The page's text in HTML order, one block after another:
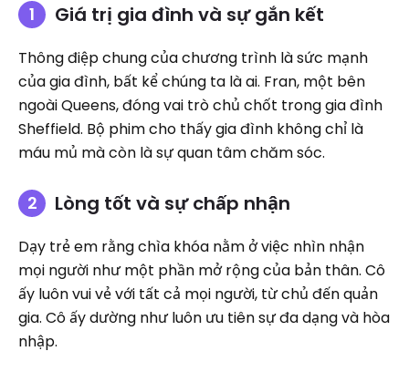
Giá trị gia đình và sự gắn kết
Thông điệp chung của chương trình là sức mạnh
của gia đình, bất kể chúng ta là ai. Fran, một bên
ngoài Queens, đóng vai trò chủ chốt trong gia đình
Sheffield. Bộ phim cho thấy gia đình không chỉ là
máu mủ mà còn là sự quan tâm chăm sóc.
Lòng tốt và sự chấp nhận
Dạy trẻ em rằng chìa khóa nằm ở việc nhìn nhận
mọi người như một phần mở rộng của bản thân. Cô
ấy luôn vui vẻ với tất cả mọi người, từ chủ đến quản
gia. Cô ấy dường như luôn ưu tiên sự đa dạng và hòa
nhập.